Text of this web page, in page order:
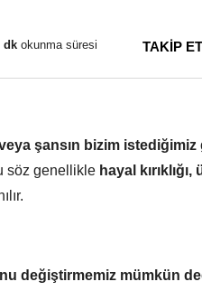
dk okunma süresi TAKİP ET
şansın bizim istediğimiz
söz genellikle hayal
değiştirmemiz mümkün